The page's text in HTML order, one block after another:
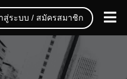
สู่ระบบ / สมัครสมาชิก